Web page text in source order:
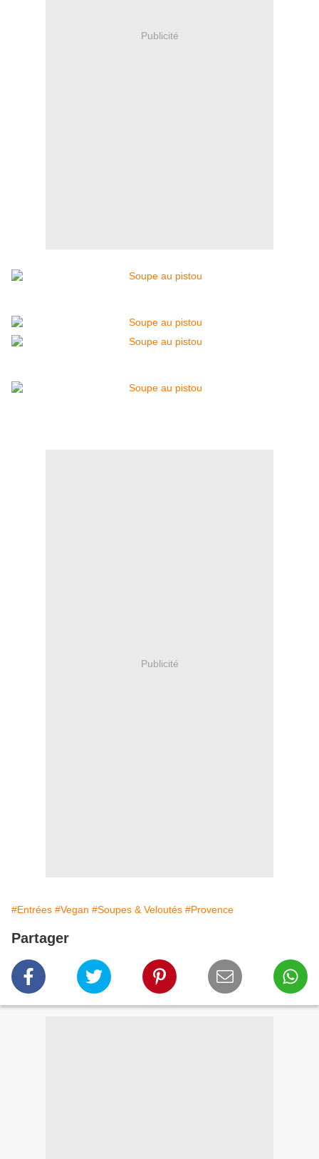
Publicité
Publicité
#Entrées #Vegan #Soupes & Veloutés #Provence
Partager